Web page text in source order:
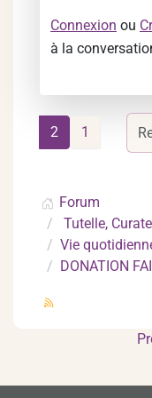
Connexion ou
à la
1
2
Forum
Tutelle,
Vie
DONATION